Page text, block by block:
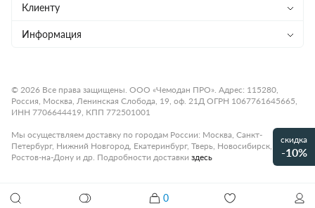
0
Рюкзак HEDGREN COMMUTE HCOM03/003-01
Чемоданы
Рюкзаки
Аксессуары
Премиум
Акции и распродажи
Клиенту
Магазины
Гарантия и возврат
Карьера
Информация
Программа лояльности
Подарочные карты
Статьи
Контакты
Как настроить кодовый замок
© 2026 Все права защищены. ООО «Чемодан ПРО». Адрес: 115280,
Россия, Москва, Ленинская Слобода, 19, оф. 21Д ОГРН 1067761645665,
ИНН 7706644419, КПП 772501001
Мы осуществляем доставку по городам России: Москва, Санкт-
Петербург, Нижний Новгород, Екатеринбург, Тверь, Новосибирск,
Ростов-на-Дону и др. Подробности доставки здесь
скидка
-10%